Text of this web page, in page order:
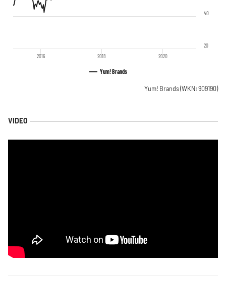
Yum! Brands
2016 2018 2020
20
40
Yum! Brands(WKN: 909190)